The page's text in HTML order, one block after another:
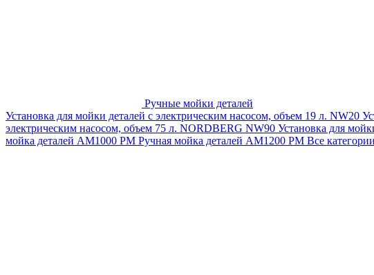
Ручные мойки деталей
Установка для мойки деталей с электрическим насосом, объем 19 л. NW20
электрическим насосом, объем 75 л. NORDBERG NW90 Установка для
мойка деталей АМ1000 РМ Ручная мойка деталей АМ1200 РМ Все категории